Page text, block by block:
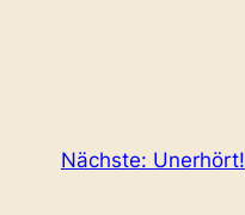
Nächste: Unerhört!